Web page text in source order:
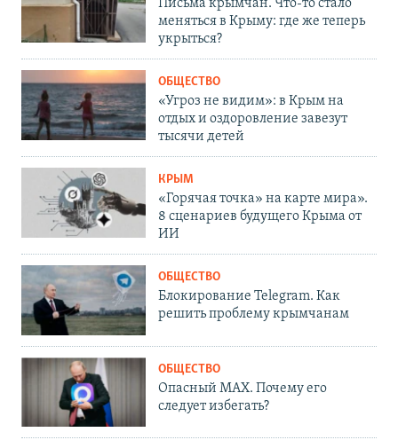
Письма крымчан. Что-то стало
меняться в Крыму: где же теперь
укрыться?
ОБЩЕСТВО
«Угроз не видим»: в Крым на
отдых и оздоровление завезут
тысячи детей
КРЫМ
«Горячая точка» на карте мира».
8 сценариев будущего Крыма от
ИИ
ОБЩЕСТВО
Блокирование Telegram. Как
решить проблему крымчанам
ОБЩЕСТВО
Опасный MAX. Почему его
следует избегать?